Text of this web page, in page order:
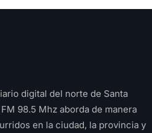
digital del norte de Santa
98.5 Mhz aborda de manera
en la ciudad, la provincia y